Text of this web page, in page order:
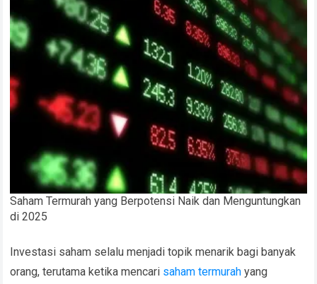
Saham Termurah yang Berpotensi Naik dan Menguntungkan
di 2025
Investasi saham selalu menjadi topik menarik bagi banyak
orang, terutama ketika mencari saham termurah yang